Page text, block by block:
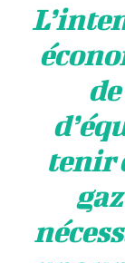
d’
tenir